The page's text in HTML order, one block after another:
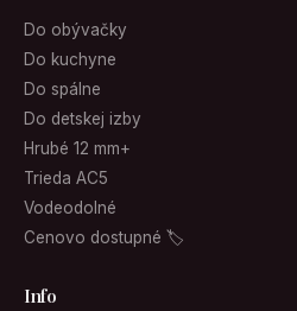
Do obývačky
Do kuchyne
Do spálne
Do detskej izby
Hrubé 12 mm+
Trieda AC5
Vodeodolné
Cenovo dostupné 🏷
Info